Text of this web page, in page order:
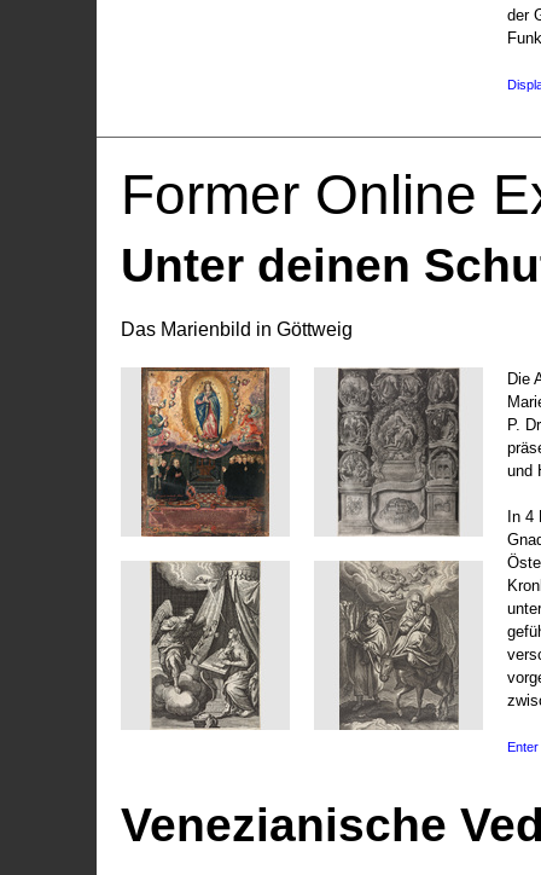
der
Former Online
Unter deinen
Das Marienbild in Göttweig
Die
P.
und
In 4
Enter
Venezianische